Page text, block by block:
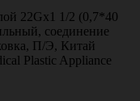
22Gх1 1/2 (0,7*40
соединение
П/Э, Китай
Plastic Appliance